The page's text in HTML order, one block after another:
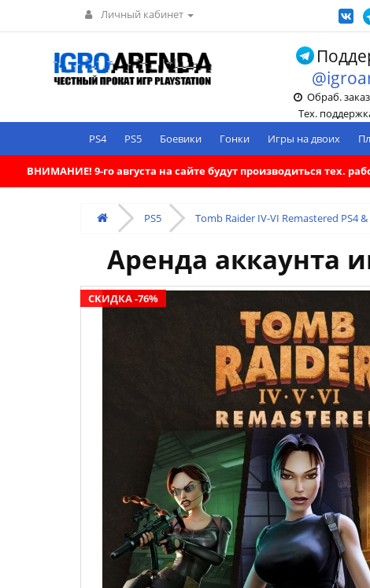
Личный кабинет
Обраб.
Тех.
PS4 PS5 Боевики Гонки Игры на двоих
ВНИМАНИЕ! 9-го августа на сайте будут производиться тех.
PS5 Tomb Raider IV-VI Remastered PS4 &
Аренда аккаунта
СКИДКА -76%